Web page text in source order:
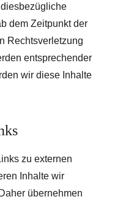
dem Zeitpunkt der
Rechtsverletzung
entsprechender
wir diese Inhalte
zu externen
Inhalte wir
übernehmen